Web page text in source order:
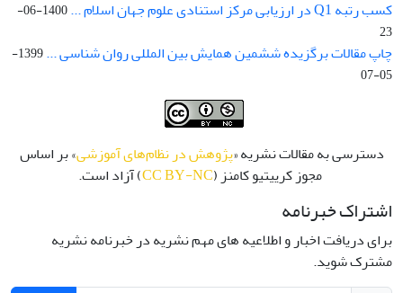
کسب رتبه Q1 در ارزیابی مرکز استنادی علوم جهان اسلام ...
1400-06-
23
چاپ مقالات برگزیده ششمین همایش بین المللی روان شناسی ...
1399-
05-07
دسترسی به مقالات نشریه «پژوهش در نظام‌های آموزشی» بر اساس
مجوز کرییتیو کامنز (CC BY-NC) آزاد است.
اشتراک خبرنامه
برای دریافت اخبار و اطلاعیه های مهم نشریه در خبرنامه نشریه
مشترک شوید.